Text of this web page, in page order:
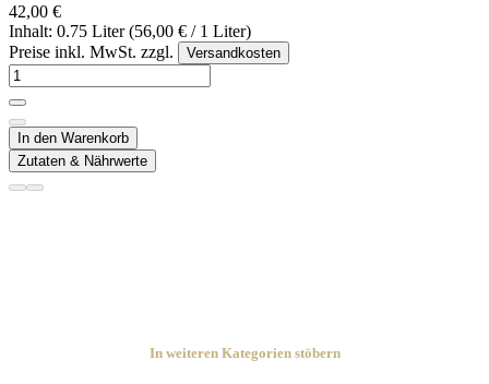
42,00 €
Inhalt: 0.75 Liter (56,00 € / 1 Liter)
Preise inkl. MwSt. zzgl.
Versandkosten
In den Warenkorb
Zutaten & Nährwerte
In weiteren Kategorien stöbern